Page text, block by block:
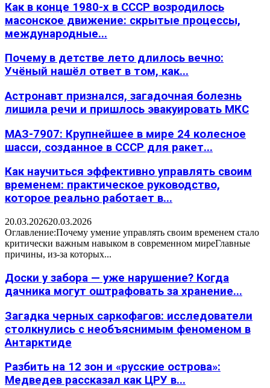
Как в конце 1980-х в СССР возродилось
масонское движение: скрытые процессы,
международные...
Почему в детстве лето длилось вечно:
Учёный нашёл ответ в том, как...
Астронавт признался, загадочная болезнь
лишила речи и пришлось эвакуировать МКС
МАЗ-7907: Крупнейшее в мире 24 колесное
шасси, созданное в СССР для ракет...
Как научиться эффективно управлять своим
временем: практическое руководство,
которое реально работает в...
20.03.202620.03.2026
Оглавление:Почему умение управлять своим временем стало
критически важным навыком в современном миреГлавные
причины, из-за которых...
Доски у забора — уже нарушение? Когда
дачника могут оштрафовать за хранение...
Загадка черных саркофагов: исследователи
столкнулись с необъяснимым феноменом в
Антарктиде
Разбить на 12 зон и «русские острова»:
Медведев рассказал как ЦРУ в...